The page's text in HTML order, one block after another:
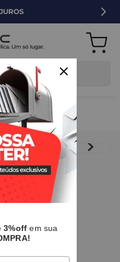
caixas secas
3%off em sua